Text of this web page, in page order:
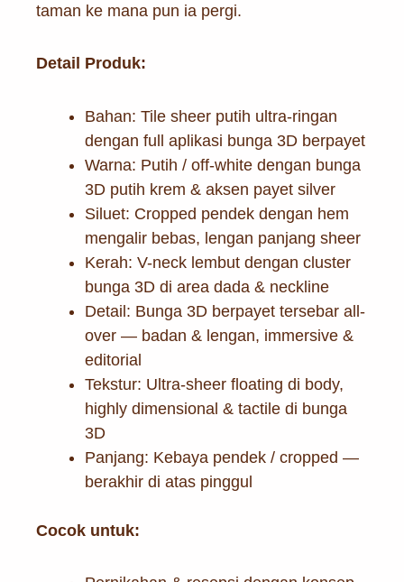
taman ke mana pun ia pergi.
Detail Produk:
Bahan: Tile sheer putih ultra-ringan
dengan full aplikasi bunga 3D berpayet
Warna: Putih / off-white dengan bunga
3D putih krem & aksen payet silver
Siluet: Cropped pendek dengan hem
mengalir bebas, lengan panjang sheer
Kerah: V-neck lembut dengan cluster
bunga 3D di area dada & neckline
Detail: Bunga 3D berpayet tersebar all-
over — badan & lengan, immersive &
editorial
Tekstur: Ultra-sheer floating di body,
highly dimensional & tactile di bunga
3D
Panjang: Kebaya pendek / cropped —
berakhir di atas pinggul
Cocok untuk: